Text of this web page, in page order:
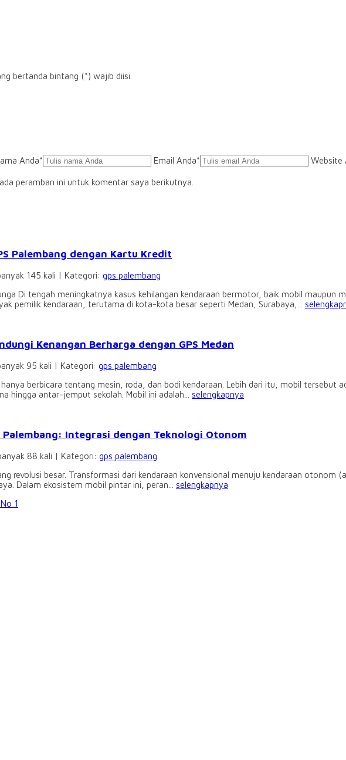
bertanda bintang (*) wajib diisi.
Anda* Email Anda* Website
peramban ini untuk komentar saya berikutnya.
Palembang dengan Kartu Kredit
145 kali | Kategori: gps palembang
Di tengah meningkatnya kasus kehilangan kendaraan bermotor, baik mobil maupun
pemilik kendaraan, terutama di kota-kota besar seperti Medan, Surabaya,...
Kenangan Berharga dengan GPS Medan
95 kali | Kategori: gps palembang
berbicara tentang mesin, roda, dan bodi kendaraan. Lebih dari itu, mobil tersebut
hingga antar-jemput sekolah. Mobil ini adalah... selengkapnya
Palembang: Integrasi dengan Teknologi Otonom
88 kali | Kategori: gps palembang
revolusi besar. Transformasi dari kendaraan konvensional menuju kendaraan otonom
Dalam ekosistem mobil pintar ini, peran... selengkapnya
1